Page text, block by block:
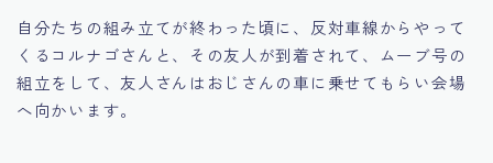
自分たちの組み立てが終わった頃に、反対車線からやって
くるコルナゴさんと、その友人が到着されて、ムーブ号の
組立をして、友人さんはおじさんの車に乗せてもらい会場
へ向かいます。